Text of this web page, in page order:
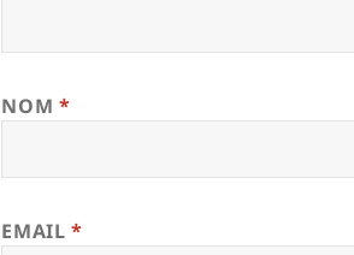
NOM *
EMAIL*